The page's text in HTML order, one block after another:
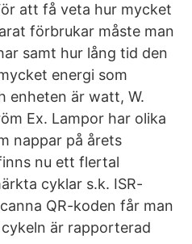
att få veta hur mycket
förbrukar måste man
samt hur lång tid den
energi som
enheten är watt, W.
Ex. Lampor har olika
nappar på årets
nu ett flertal
cyklar s.k. ISR-
QR-koden får man
är rapporterad